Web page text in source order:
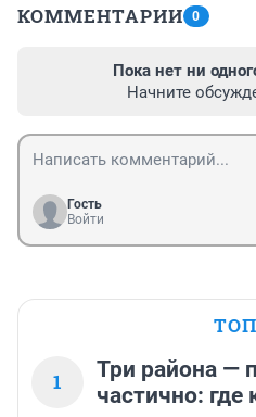
КОММЕНТАРИИ 0
Пока нет ни
Начните
Гость
Войти
1
Три района —
частично: где